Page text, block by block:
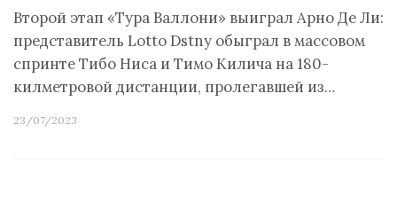
Второй этап «Тура Валлони» выиграл Арно Де Ли:
представитель Lotto Dstny обыграл в массовом
спринте Тибо Ниса и Тимо Килича на 180-
килметровой дистанции, пролегавшей из…
23/07/2023